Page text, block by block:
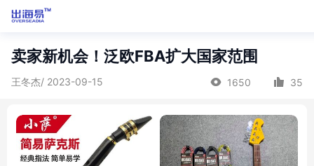
卖家新机会！泛欧FBA扩大国家范围
王冬杰/ 2023-09-15 1650 35